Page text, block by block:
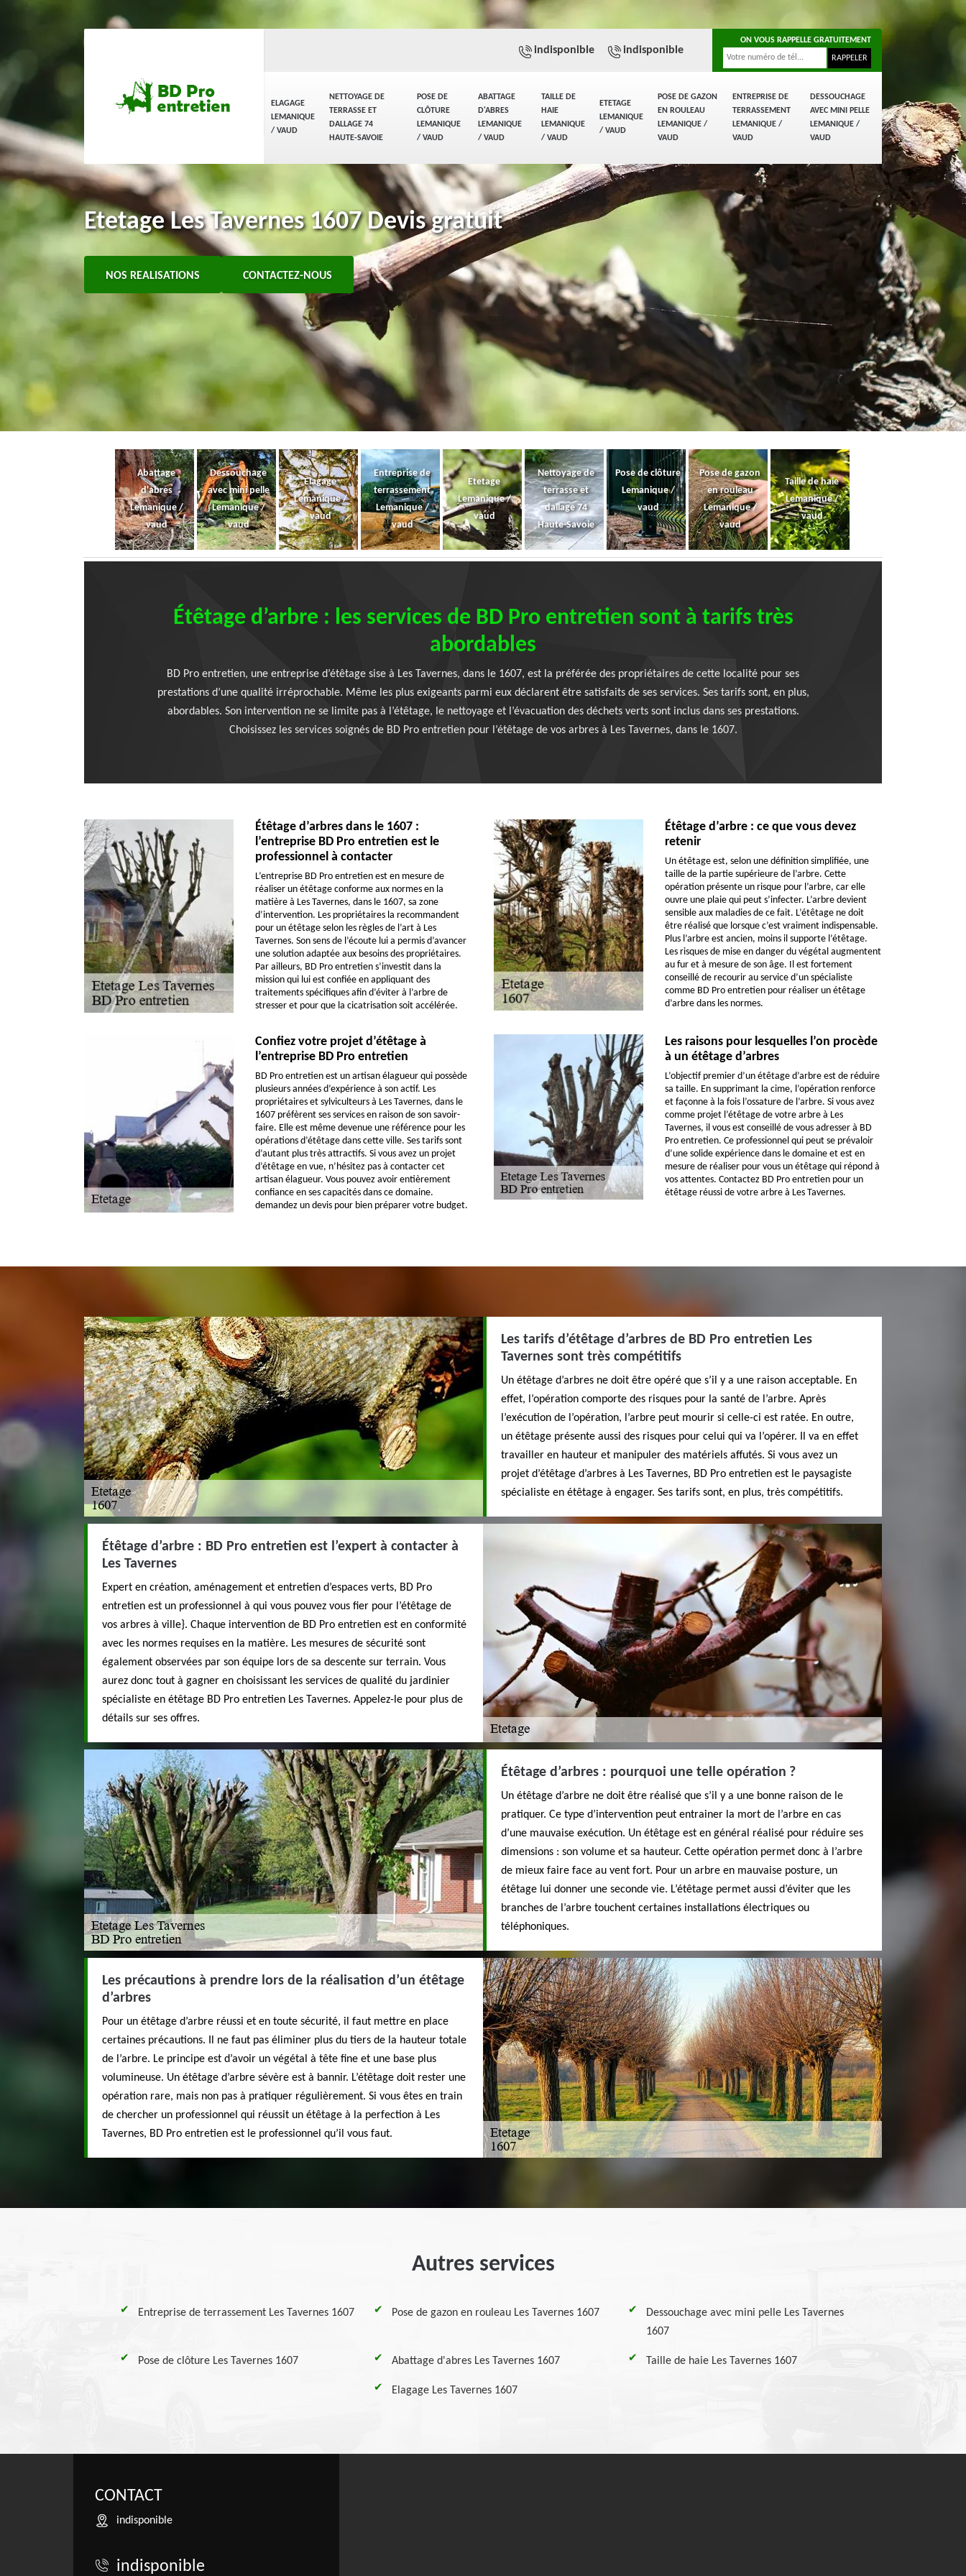
ELAGAGE
LEMANIQUE
/ VAUD
NETTOYAGE DE
TERRASSE ET
DALLAGE 74
HAUTE-SAVOIE
POSE DE
CLÔTURE
LEMANIQUE
/ VAUD
ABATTAGE
D'ABRES
LEMANIQUE
/ VAUD
TAILLE DE
HAIE
LEMANIQUE
/ VAUD
ETETAGE
LEMANIQUE
/ VAUD
POSE DE GAZON
EN ROULEAU
LEMANIQUE /
VAUD
ENTREPRISE DE
TERRASSEMENT
LEMANIQUE /
VAUD
DESSOUCHAGE
AVEC MINI PELLE
LEMANIQUE /
VAUD
indisponible indisponible
ON VOUS RAPPELLE GRATUITEMENT
Etetage Les Tavernes 1607 Devis gratuit
NOS REALISATIONS CONTACTEZ-NOUS
Abattage
d'abres
Lemanique /
vaud
Dessouchage
avec mini pelle
Lemanique /
vaud
Elagage
Lemanique /
vaud
Entreprise de
terrassement
Lemanique /
vaud
Etetage
Lemanique /
vaud
Nettoyage de
terrasse et
dallage 74
Haute-Savoie
Pose de clôture
Lemanique /
vaud
Pose de gazon
en rouleau
Lemanique /
vaud
Taille de haie
Lemanique /
vaud
Étêtage d’arbre : les services de BD Pro entretien sont à tarifs très
abordables
BD Pro entretien, une entreprise d’étêtage sise à Les Tavernes, dans le 1607, est la préférée des propriétaires de cette localité pour ses
prestations d’une qualité irréprochable. Même les plus exigeants parmi eux déclarent être satisfaits de ses services. Ses tarifs sont, en plus,
abordables. Son intervention ne se limite pas à l’étêtage, le nettoyage et l’évacuation des déchets verts sont inclus dans ses prestations.
Choisissez les services soignés de BD Pro entretien pour l’étêtage de vos arbres à Les Tavernes, dans le 1607.
Étêtage d’arbres dans le 1607 :
l’entreprise BD Pro entretien est le
professionnel à contacter
L’entreprise BD Pro entretien est en mesure de
réaliser un étêtage conforme aux normes en la
matière à Les Tavernes, dans le 1607, sa zone
d’intervention. Les propriétaires la recommandent
pour un étêtage selon les règles de l’art à Les
Tavernes. Son sens de l’écoute lui a permis d’avancer
une solution adaptée aux besoins des propriétaires.
Par ailleurs, BD Pro entretien s’investit dans la
mission qui lui est confiée en appliquant des
traitements spécifiques afin d’éviter à l’arbre de
stresser et pour que la cicatrisation soit accélérée.
Étêtage d’arbre : ce que vous devez
retenir
Un étêtage est, selon une définition simplifiée, une
taille de la partie supérieure de l’arbre. Cette
opération présente un risque pour l’arbre, car elle
ouvre une plaie qui peut s’infecter. L’arbre devient
sensible aux maladies de ce fait. L’étêtage ne doit
être réalisé que lorsque c’est vraiment indispensable.
Plus l’arbre est ancien, moins il supporte l’étêtage.
Les risques de mise en danger du végétal augmentent
au fur et à mesure de son âge. Il est fortement
conseillé de recourir au service d’un spécialiste
comme BD Pro entretien pour réaliser un étêtage
d’arbre dans les normes.
Confiez votre projet d’étêtage à
l’entreprise BD Pro entretien
BD Pro entretien est un artisan élagueur qui possède
plusieurs années d’expérience à son actif. Les
propriétaires et sylviculteurs à Les Tavernes, dans le
1607 préfèrent ses services en raison de son savoir-
faire. Elle est même devenue une référence pour les
opérations d’étêtage dans cette ville. Ses tarifs sont
d’autant plus très attractifs. Si vous avez un projet
d’étêtage en vue, n’hésitez pas à contacter cet
artisan élagueur. Vous pouvez avoir entièrement
confiance en ses capacités dans ce domaine.
demandez un devis pour bien préparer votre budget.
Les raisons pour lesquelles l’on procède
à un étêtage d’arbres
L’objectif premier d’un étêtage d’arbre est de réduire
sa taille. En supprimant la cime, l’opération renforce
et façonne à la fois l’ossature de l’arbre. Si vous avez
comme projet l’étêtage de votre arbre à Les
Tavernes, il vous est conseillé de vous adresser à BD
Pro entretien. Ce professionnel qui peut se prévaloir
d’une solide expérience dans le domaine et est en
mesure de réaliser pour vous un étêtage qui répond à
vos attentes. Contactez BD Pro entretien pour un
étêtage réussi de votre arbre à Les Tavernes.
Les tarifs d’étêtage d’arbres de BD Pro entretien Les
Tavernes sont très compétitifs
Un étêtage d’arbres ne doit être opéré que s’il y a une raison acceptable. En
effet, l’opération comporte des risques pour la santé de l’arbre. Après
l’exécution de l’opération, l’arbre peut mourir si celle-ci est ratée. En outre,
un étêtage présente aussi des risques pour celui qui va l’opérer. Il va en effet
travailler en hauteur et manipuler des matériels affutés. Si vous avez un
projet d’étêtage d’arbres à Les Tavernes, BD Pro entretien est le paysagiste
spécialiste en étêtage à engager. Ses tarifs sont, en plus, très compétitifs.
Étêtage d’arbre : BD Pro entretien est l’expert à contacter à
Les Tavernes
Expert en création, aménagement et entretien d’espaces verts, BD Pro
entretien est un professionnel à qui vous pouvez vous fier pour l’étêtage de
vos arbres à ville}. Chaque intervention de BD Pro entretien est en conformité
avec les normes requises en la matière. Les mesures de sécurité sont
également observées par son équipe lors de sa descente sur terrain. Vous
aurez donc tout à gagner en choisissant les services de qualité du jardinier
spécialiste en étêtage BD Pro entretien Les Tavernes. Appelez-le pour plus de
détails sur ses offres.
Étêtage d’arbres : pourquoi une telle opération ?
Un étêtage d’arbre ne doit être réalisé que s’il y a une bonne raison de le
pratiquer. Ce type d’intervention peut entrainer la mort de l’arbre en cas
d’une mauvaise exécution. Un étêtage est en général réalisé pour réduire ses
dimensions : son volume et sa hauteur. Cette opération permet donc à l’arbre
de mieux faire face au vent fort. Pour un arbre en mauvaise posture, un
étêtage lui donner une seconde vie. L’étêtage permet aussi d’éviter que les
branches de l’arbre touchent certaines installations électriques ou
téléphoniques.
Les précautions à prendre lors de la réalisation d’un étêtage
d’arbres
Pour un étêtage d’arbre réussi et en toute sécurité, il faut mettre en place
certaines précautions. Il ne faut pas éliminer plus du tiers de la hauteur totale
de l’arbre. Le principe est d’avoir un végétal à tête fine et une base plus
volumineuse. Un étêtage d’arbre sévère est à bannir. L’étêtage doit rester une
opération rare, mais non pas à pratiquer régulièrement. Si vous êtes en train
de chercher un professionnel qui réussit un étêtage à la perfection à Les
Tavernes, BD Pro entretien est le professionnel qu’il vous faut.
Autres services
Entreprise de terrassement Les Tavernes 1607 Pose de gazon en rouleau Les Tavernes 1607
Dessouchage avec mini pelle Les Tavernes
1607
Pose de clôture Les Tavernes 1607 Abattage d'abres Les Tavernes 1607 Taille de haie Les Tavernes 1607
Elagage Les Tavernes 1607
CONTACT
indisponible
indisponible